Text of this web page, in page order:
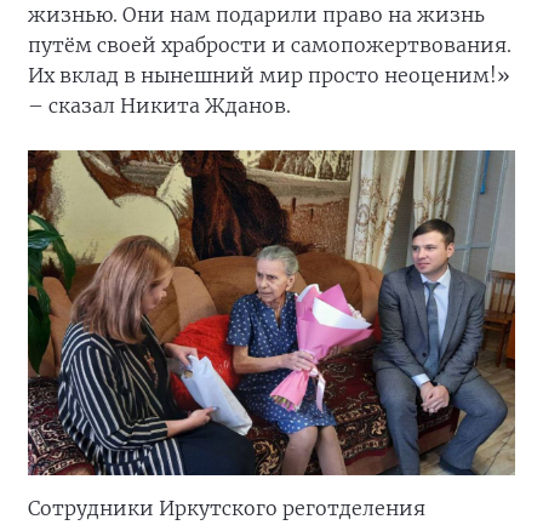
жизнью. Они нам подарили право на жизнь
путём своей храбрости и самопожертвования.
Их вклад в нынешний мир просто неоценим!»
– сказал Никита Жданов.
Сотрудники Иркутского реготделения